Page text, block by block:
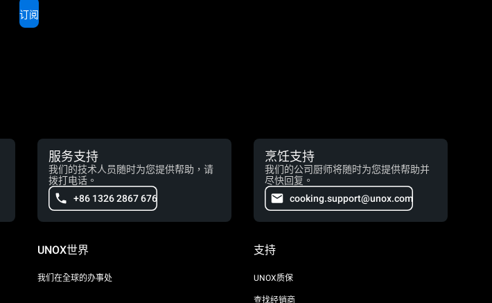
订阅
服务支持
我们的技术人员随时为您提供帮助，请
拨打电话。
+86 1326 2867 676
烹饪支持
我们的公司厨师将随时为您提供帮助并
尽快回复。
cooking.support@unox.com
UNOX世界
我们在全球的办事处
支持
UNOX质保
查找经销商